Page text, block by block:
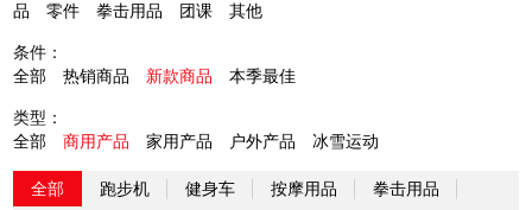
品
零件 拳击用品 团课 其他
条件：
全部
热销商品 新款商品 本季最佳
类型：
全部
商用产品 家用产品 户外产品 冰雪运动
全部 跑步机 健身车 按摩用品
拳击用品